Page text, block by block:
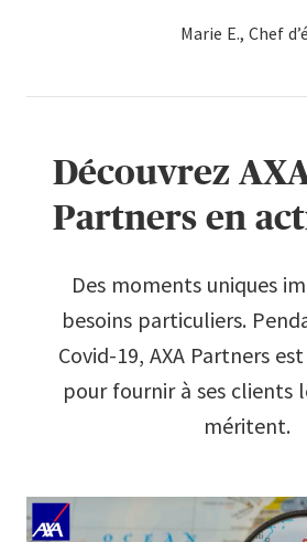
Marie E., Chef
Découvrez
Partners en
Des moments uniques
besoins particuliers.
Covid-19, AXA Partners
pour fournir à ses clients
méritent.